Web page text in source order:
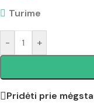
Turime
- +
Pridėti prie